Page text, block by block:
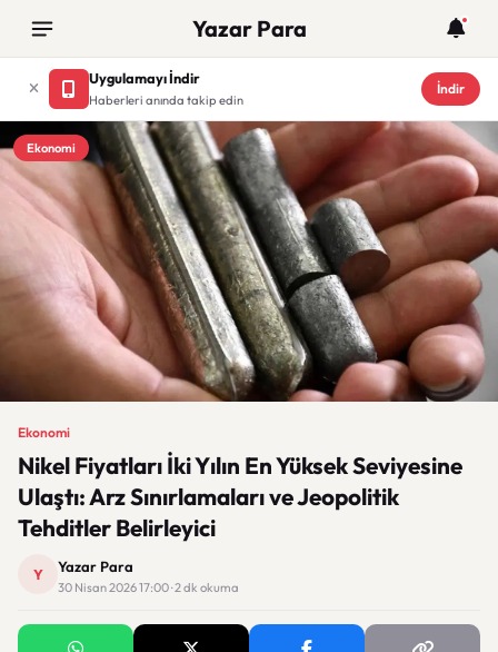
Yazar Para
Uygulamayı İndir
Haberleri anında takip edin
İndir
Ekonomi
Ekonomi
Nikel Fiyatları İki Yılın En Yüksek Seviyesine
Ulaştı: Arz Sınırlamaları ve Jeopolitik
Tehditler Belirleyici
Y Yazar Para
30 Nisan 2026 17:00 · 2 dk okuma